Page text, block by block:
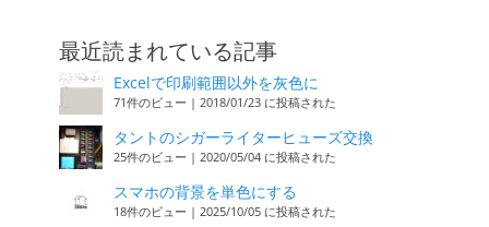
最近読まれている記事
Excelで印刷範囲以外を灰色に
71件のビュー | 2018/01/23 に投稿された
タントのシガーライターヒューズ交換
25件のビュー | 2020/05/04 に投稿された
スマホの背景を単色にする
18件のビュー | 2025/10/05 に投稿された